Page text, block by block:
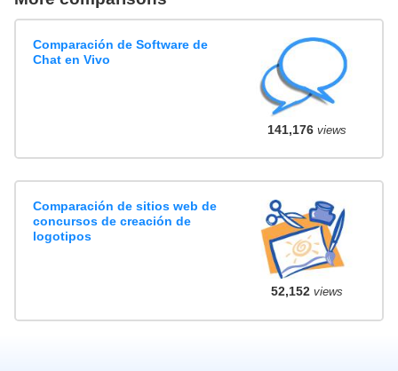
Comparación de Software de
Chat en Vivo
141,176views
Comparación de sitios web de
concursos de creación de
logotipos
52,152views